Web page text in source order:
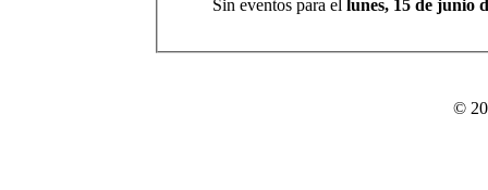
Sin eventos para el lunes, 15 de junio
©